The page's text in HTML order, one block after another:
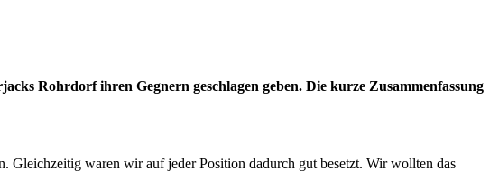
Rohrdorf ihren Gegnern geschlagen geben. Die kurze Zusammenfassung
Gleichzeitig waren wir auf jeder Position dadurch gut besetzt. Wir wollten das